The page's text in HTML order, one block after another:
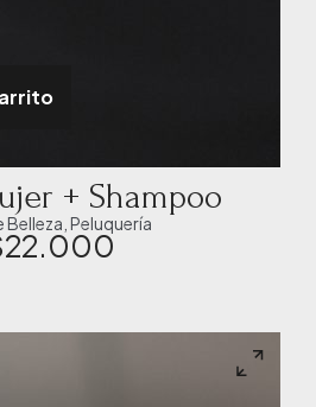
+ Shampoo
Belleza Peluquería
22.000